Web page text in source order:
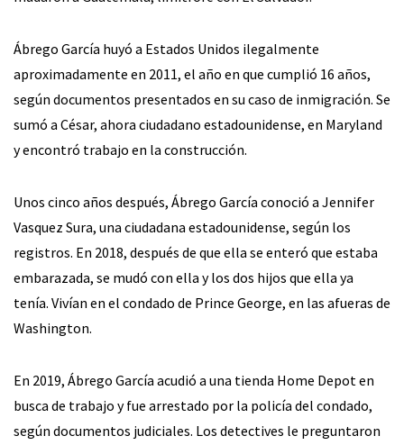
Ábrego García huyó a Estados Unidos ilegalmente
aproximadamente en 2011, el año en que cumplió 16 años,
según documentos presentados en su caso de inmigración. Se
sumó a César, ahora ciudadano estadounidense, en Maryland
y encontró trabajo en la construcción.
Unos cinco años después, Ábrego García conoció a Jennifer
Vasquez Sura, una ciudadana estadounidense, según los
registros. En 2018, después de que ella se enteró que estaba
embarazada, se mudó con ella y los dos hijos que ella ya
tenía. Vivían en el condado de Prince George, en las afueras de
Washington.
En 2019, Ábrego García acudió a una tienda Home Depot en
busca de trabajo y fue arrestado por la policía del condado,
según documentos judiciales. Los detectives le preguntaron